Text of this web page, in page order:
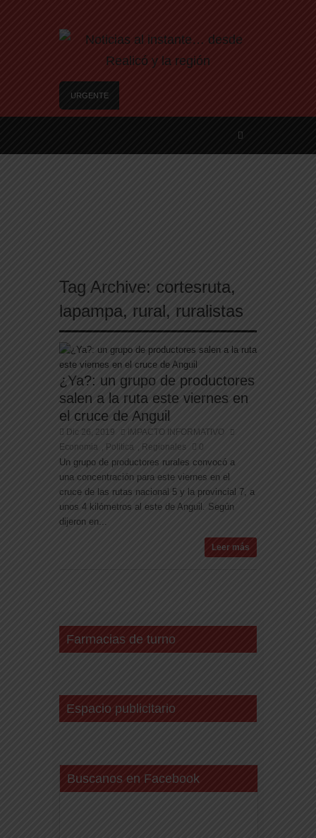
URGENTE
escondernos»
Tag Archive: cortesruta,
lapampa, rural, ruralistas
¿Ya?: un grupo de productores
salen a la ruta este viernes en
el cruce de Anguil
Dic 26, 2019
IMPACTO INFORMATIVO
Economia
Politica Regionales 0
Un grupo de productores rurales convocó a
una concentración para este viernes en el
cruce de las rutas nacional 5 y la provincial 7, a
unos 4 kilómetros al este de Anguil. Según
dijeron en...
Leer más
Farmacias de turno
Espacio publicitario
Buscanos en Facebook